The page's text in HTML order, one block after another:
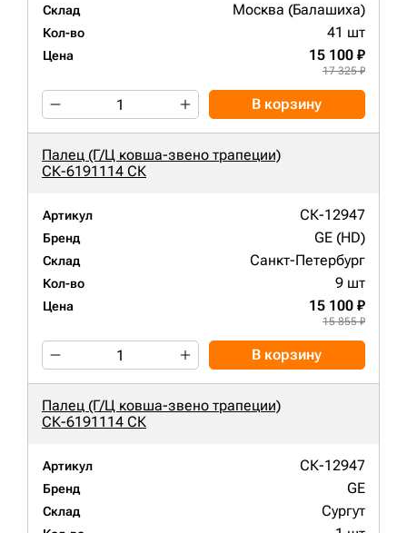
Склад Москва (Балашиха)
Кол-во 41 шт
Цена 15 100 ₽
17 325 ₽
В корзину
Палец (Г/Ц ковша-звено трапеции)
СК-6191114 СК
Артикул СК-12947
Бренд GE (HD)
Склад Санкт-Петербург
Кол-во 9 шт
Цена 15 100 ₽
15 855 ₽
В корзину
Палец (Г/Ц ковша-звено трапеции)
СК-6191114 СК
Артикул СК-12947
Бренд GE
Склад Сургут